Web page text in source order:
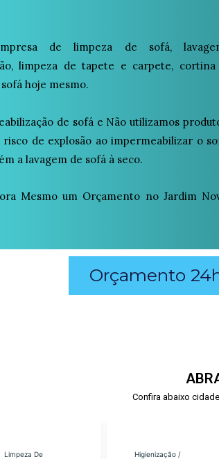
de limpeza de sofá,
limpeza de tapete e carpete, cortina
hoje mesmo.
de sofá e Não utilizamos
de explosão ao impermeabilizar o
a lavagem de sofá à seco.
Mesmo um Orçamento no Jardim
Orçamento
Confira abaixo
Limpeza De
Higienização /